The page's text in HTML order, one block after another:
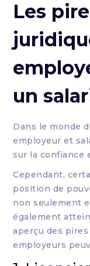
Les
un
Dans le monde
employeur et
sur la confiance
Cependant,
position de
non seulement
également
aperçu des
employeurs